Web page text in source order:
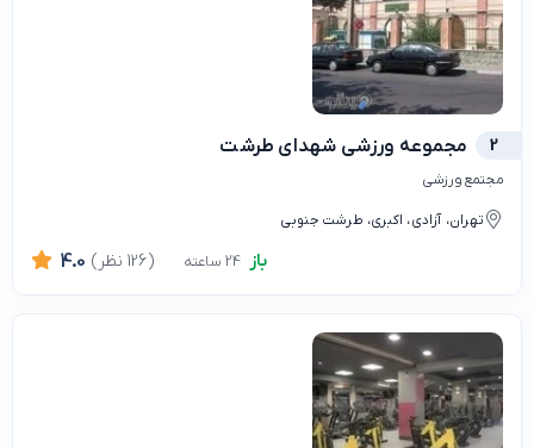
2 مجموعه‌ ورزشی شهدای طرشت
مجتمع ورزشی
تهران، آزادی، اکبری، طرشت جنوبی
باز 4.0 (126 نظر)